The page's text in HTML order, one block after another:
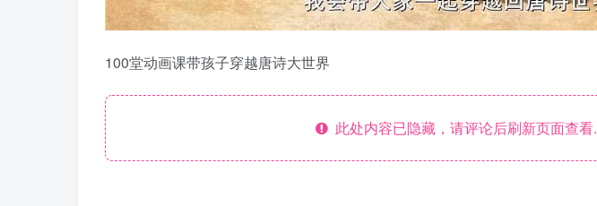
100堂动画课带孩子穿越唐诗大世界
此处内容已隐藏，请评论后刷新页面查看.